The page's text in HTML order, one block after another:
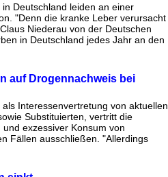
Deutschland leiden an einer
"Denn die kranke Leber verursacht
Niederau von der Deutschen
in Deutschland jedes Jahr an den
auf Drogennachweis bei
Interessenvertretung von aktuellen
Substituierten, vertritt die
exzessiver Konsum von
Fällen ausschließen. "Allerdings